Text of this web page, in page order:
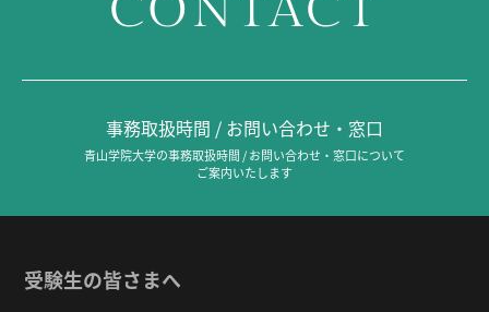
事務取扱時間 / お問い合わせ・窓口
青山学院大学の事務取扱時間 / お問い合わせ・窓口について
ご案内いたします
受験生の皆さまへ